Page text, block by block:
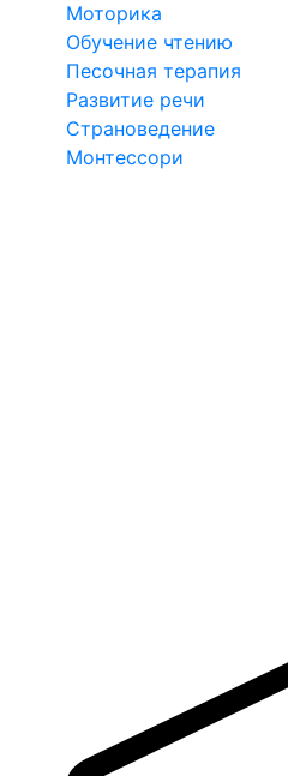
Моторика
Обучение чтению
Песочная терапия
Развитие речи
Страноведение
Монтессори